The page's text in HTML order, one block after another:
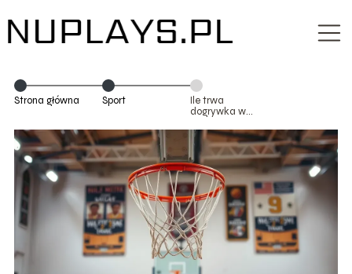
Strona główna Sport
Ile trwa
dogrywka w